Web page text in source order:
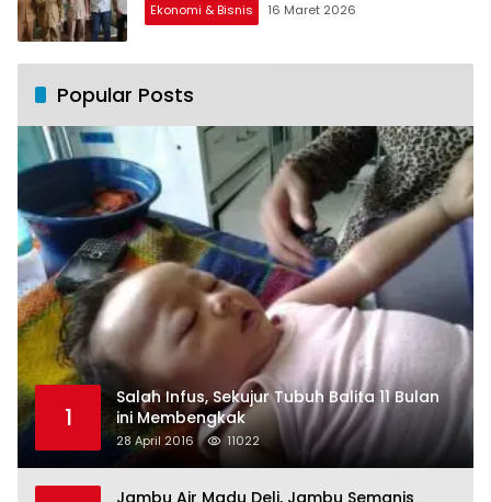
Ekonomi & Bisnis 16 Maret 2026
Popular Posts
1
Salah Infus, Sekujur Tubuh Balita 11 Bulan
ini Membengkak
28 April 2016 11022